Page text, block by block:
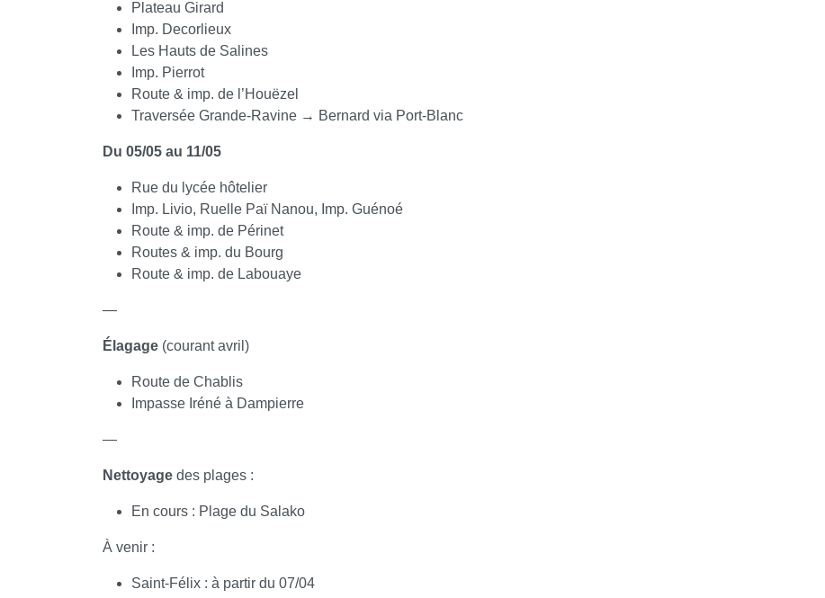
Plateau Girard
Imp. Decorlieux
Les Hauts de Salines
Imp. Pierrot
Route & imp. de l’Houëzel
Traversée Grande-Ravine → Bernard via Port-Blanc
Du 05/05 au 11/05
Rue du lycée hôtelier
Imp. Livio, Ruelle Paï Nanou, Imp. Guénoé
Route & imp. de Périnet
Routes & imp. du Bourg
Route & imp. de Labouaye
—
Élagage (courant avril)
Route de Chablis
Impasse Iréné à Dampierre
—
Nettoyage des plages :
En cours : Plage du Salako
À venir :
Saint-Félix : à partir du 07/04